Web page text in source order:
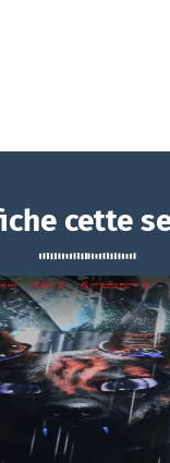
Pour le plaisir
plaisir Bande-
cette
BOUCHRA
mer 05/08
21h00